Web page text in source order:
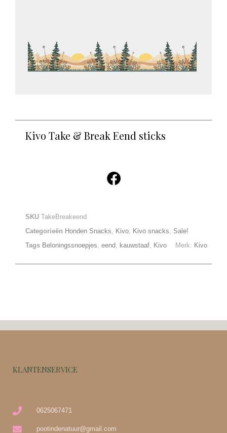
Kivo Take & Break Eend sticks
SKU TakeBreakeend
Categorieën Honden Snacks Kivo Kivo snacks
Sale!
Tags Beloningssnoepjes eend kauwstaaf Kivo Merk: Kivo
KLANTENSERVICE
0625067471
pootindenatuur@gmail.com